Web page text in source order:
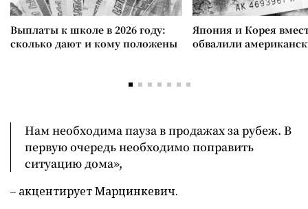
Выплаты к школе в 2026 году:
сколько дают и кому положены
Япония и Корея
обвалили
Нам необходима пауза в продажах за рубеж. В
первую очередь необходимо поправить
ситуацию дома»,
– акцентирует Марцинкевич.